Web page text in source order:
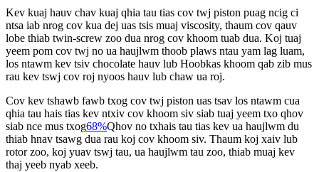
Kev kuaj hauv chav kuaj qhia tau tias cov twj piston puag ncig ci
ntsa iab nrog cov kua dej uas tsis muaj viscosity, thaum cov qauv
lobe thiab twin-screw zoo dua nrog cov khoom tuab dua. Koj tuaj
yeem pom cov twj no ua haujlwm thoob plaws ntau yam lag luam,
los ntawm kev tsiv chocolate hauv lub Hoobkas khoom qab zib mus
rau kev tswj cov roj nyoos hauv lub chaw ua roj.
Cov kev tshawb fawb txog cov twj piston uas tsav los ntawm cua
qhia tau hais tias kev ntxiv cov khoom siv siab tuaj yeem txo qhov
siab nce mus txog68%Qhov no txhais tau tias kev ua haujlwm du
thiab hnav tsawg dua rau koj cov khoom siv. Thaum koj xaiv lub
rotor zoo, koj yuav tswj tau, ua haujlwm tau zoo, thiab muaj kev
thaj yeeb nyab xeeb.